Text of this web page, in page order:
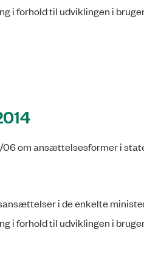
i forhold til udviklingen i
06 om ansættelsesformer i
i de enkelte
i forhold til udviklingen i